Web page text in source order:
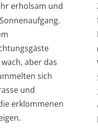
erholsam und
aber das
sich
und
erklommenen